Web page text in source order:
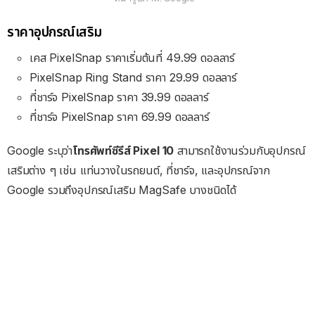
ราคาอุปกรณ์เสริม
เคส PixelSnap ราคาเริ่มต้นที่ 49.99 ดอลลาร์
PixelSnap Ring Stand ราคา 29.99 ดอลลาร์
ที่ชาร์จ PixelSnap ราคา 39.99 ดอลลาร์
ที่ชาร์จ PixelSnap ราคา 69.99 ดอลลาร์
Google ระบุว่าโทรศัพท์ซีรีส์ Pixel 10 สามารถใช้งานร่วมกับอุปกรณ์
เสริมต่าง ๆ เช่น แท่นวางในรถยนต์, ที่ชาร์จ, และอุปกรณ์จาก
Google รวมถึงอุปกรณ์เสริม MagSafe บางชนิดได้